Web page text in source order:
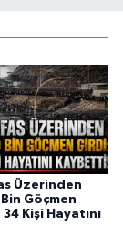
Üzerinden
Göçmen
Kişi Hayatını